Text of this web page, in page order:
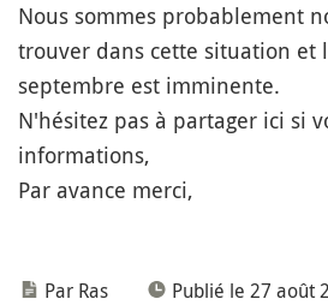
Nous sommes probablement
trouver dans cette situation et
septembre est imminente.
N'hésitez pas à partager ici si
informations,
Par avance merci,
Par Ras
Publié le 27 août